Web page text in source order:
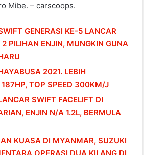
Mibe. – carscoops.
GENERASI KE-5 LANCAR
PILIHAN ENJIN, MUNGKIN GUNA
2021. LEBIH
TOP SPEED 300KM/J
SWIFT FACELIFT DI
ENJIN N/A 1.2L, BERMULA
KUASA DI MYANMAR, SUZUKI